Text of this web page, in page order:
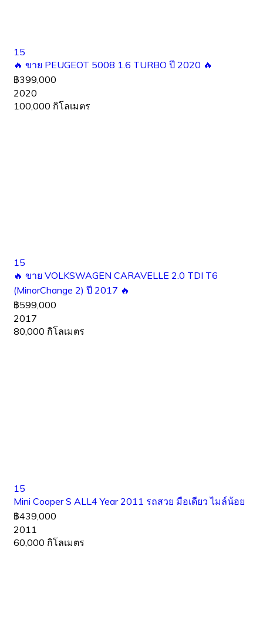
15
🔥 ขาย PEUGEOT 5008 1.6 TURBO ปี 2020 🔥
฿399,000
2020
100,000 กิโลเมตร
15
🔥 ขาย VOLKSWAGEN CARAVELLE 2.0 TDI T6
(MinorChange 2) ปี 2017 🔥
฿599,000
2017
80,000 กิโลเมตร
15
Mini Cooper S ALL4 Year 2011 รถสวย มือเดียว ไมล์น้อย
฿439,000
2011
60,000 กิโลเมตร